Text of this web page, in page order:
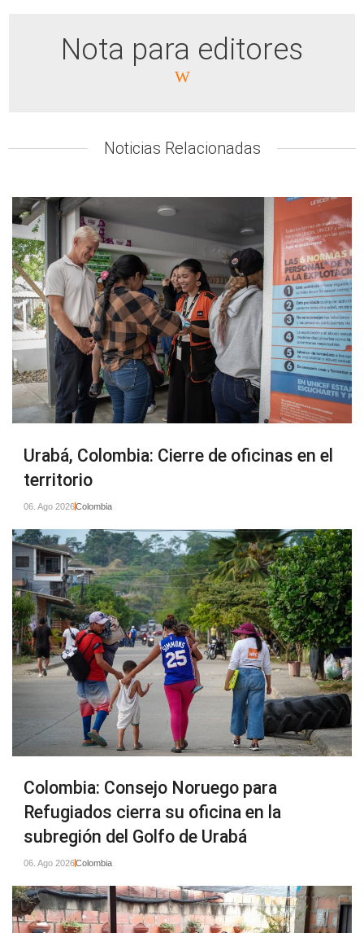
Nota para editores
gratuito, están disponiblesaquí
David Felipe García Herrera, Gerente de
Incidencia en Colombia, david.garcia@nrc.no,
+57 3214957209
Línea de atención a los medios de
comunicación de NRC: +4790562329
Rajdeep Roy Chowdhury, Especialista Senior en
Incidencia y Comunicación,
rajdeep.roy.chowdhury@LEGO.com, +45
52159745
Noticias Relacionadas
Urabá, Colombia: Cierre de oficinas en el
territorio
06. Ago 2026Colombia
Colombia: Consejo Noruego para
Refugiados cierra su oficina en la
subregión del Golfo de Urabá
06. Ago 2026Colombia